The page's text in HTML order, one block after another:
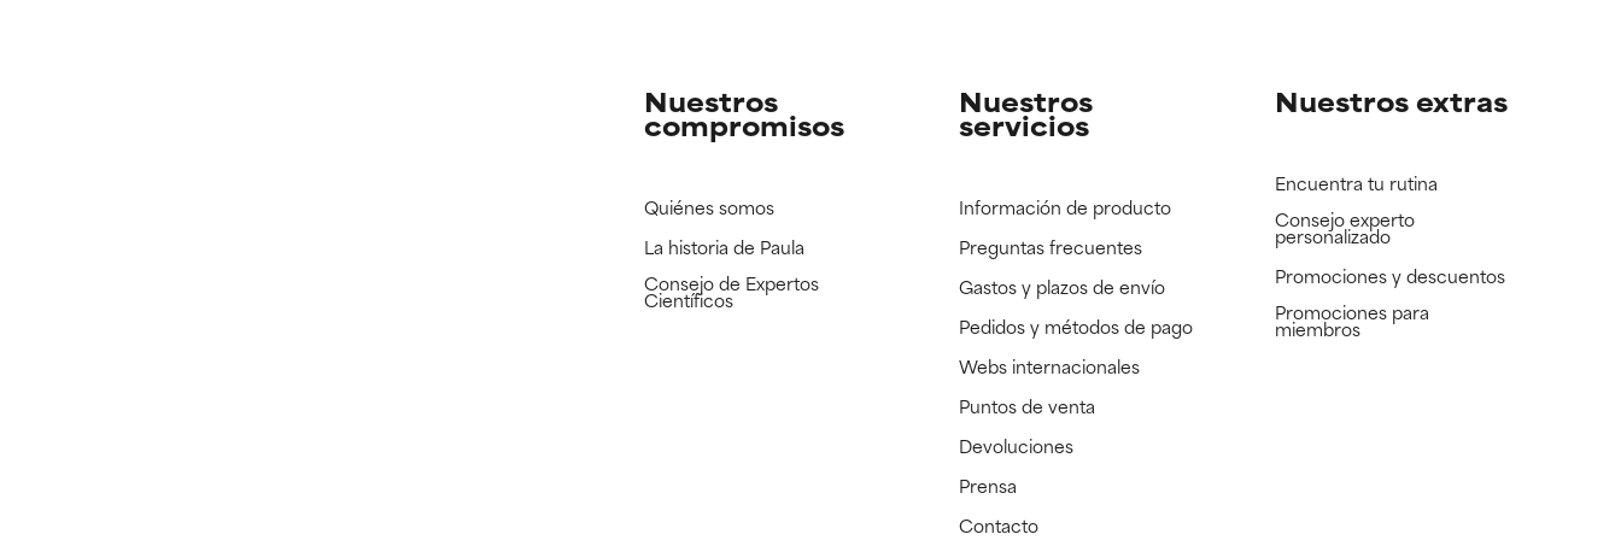
Nuestros
compromisos
Quiénes somos
La historia de Paula
Consejo de Expertos
Científicos
Nuestros
servicios
Información de producto
Preguntas frecuentes
Gastos y plazos de envío
Pedidos y métodos de pago
Webs internacionales
Puntos de venta
Devoluciones
Prensa
Contacto
Nuestros extras
Encuentra tu rutina
Consejo experto
personalizado
Promociones y descuentos​
Promociones para
miembros